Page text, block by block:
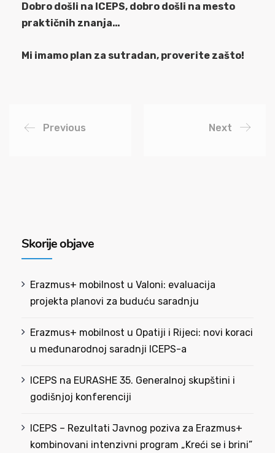
Dobro došli na ICEPS, dobro došli na mesto
praktičnih znanja…
Mi imamo plan za sutradan, proverite zašto!
Previous Next
Skorije objave
Erazmus+ mobilnost u Valoni: evaluacija
projekta planovi za buduću saradnju
Erazmus+ mobilnost u Opatiji i Rijeci: novi koraci
u međunarodnoj saradnji ICEPS-a
ICEPS na EURASHE 35. Generalnoj skupštini i
godišnjoj konferenciji
ICEPS – Rezultati Javnog poziva za Erazmus+
kombinovani intenzivni program „Kreći se i brini”